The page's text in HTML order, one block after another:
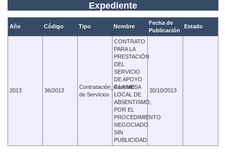
Expediente
Año Código Tipo Nombre
Fecha de
Publicación
Estado
2013 36/2013
Contratación_Contrato
de Servicios
CONTRATO
PARA LA
PRESTACIÓN
DEL
SERVICIO
DE APOYO
A LA MESA
LOCAL DE
ABSENTISMO,
POR EL
PROCEDIMIENTO
NEGOCIADO
SIN
PUBLICIDAD
30/10/2013